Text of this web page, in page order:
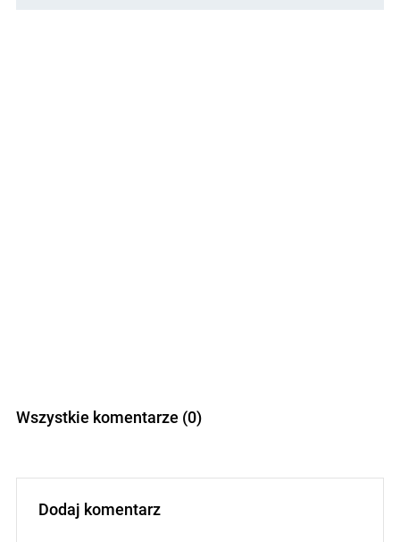
Wszystkie komentarze (0)
Dodaj komentarz